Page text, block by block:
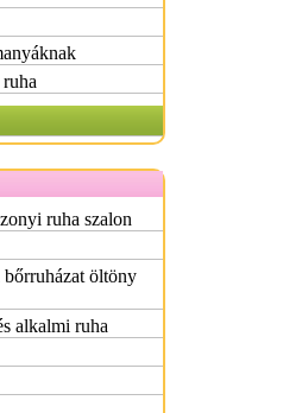
ruha szalon
öltöny
alkalmi ruha